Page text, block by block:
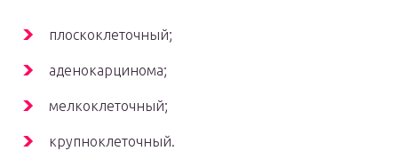
плоскоклеточный;
аденокарцинома;
мелкоклеточный;
крупноклеточный.